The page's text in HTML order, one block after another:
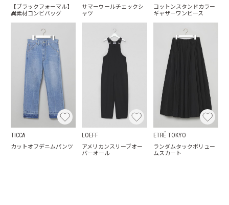
【ブラックフォーマル】
異素材コンビバッグ
サマーウールチェックシ
ャツ
コットンスタンドカラー
ギャザーワンピース
TICCA
カットオフデニムパンツ
LOEFF
アメリカンスリーブオー
バーオール
ETRÉ TOKYO
ランダムタックボリュー
ムスカート